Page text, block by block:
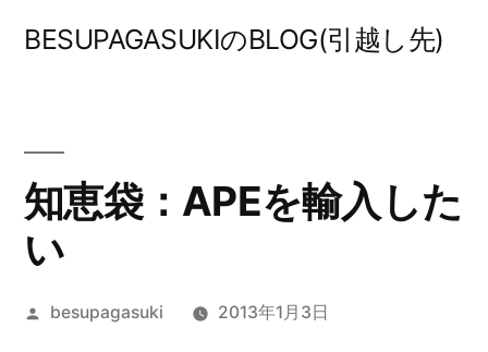
BESUPAGASUKIのBLOG(引越し先)
知恵袋：APEを輸入した
い
投
besupagasuki 2013年1月3日